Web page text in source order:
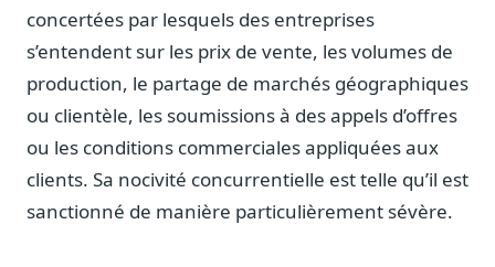
Registre HATVP
Cartographier l'influence sur un dossier
Affaires publiques
concertées par lesquels des entreprises
s’entendent sur les prix de vente, les volumes de
production, le partage de marchés géographiques
ou clientèle, les soumissions à des appels d’offres
ou les conditions commerciales appliquées aux
clients. Sa nocivité concurrentielle est telle qu’il est
sanctionné de manière particulièrement sévère.